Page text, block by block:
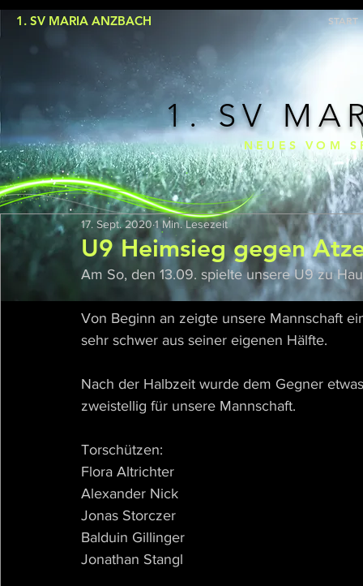
1. SV MARIA ANZBACH START
1. SV
NEUES VOM
U9 Heimsieg gegen
17. Sept. 2020 1 Min. Lesezeit
Am So, den 13.09. spielte unsere U9 zu
Von Beginn an zeigte unsere Mannschaft
sehr schwer aus seiner eigenen Hälfte.
Nach der Halbzeit wurde dem Gegner
zweistellig für unsere Mannschaft.
Torschützen:
Flora Altrichter
Alexander Nick
Jonas Storczer
Balduin Gillinger
Jonathan Stangl